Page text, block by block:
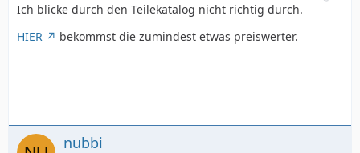
Ich blicke durch den Teilekatalog nicht richtig durch.
HIER
bekommst die zumindest etwas preiswerter.
nubbi